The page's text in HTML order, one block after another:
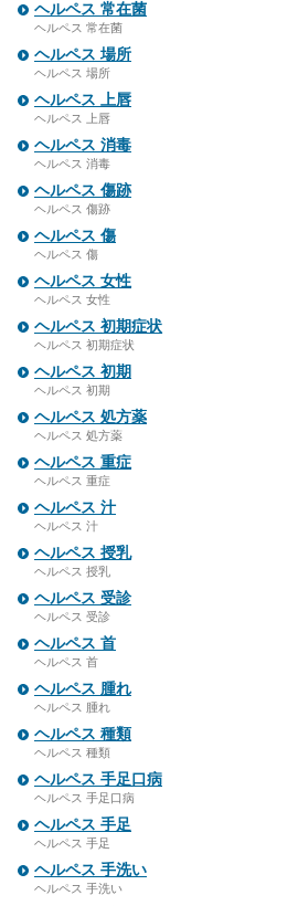
ヘルペス 常在菌
ヘルペス 常在菌
ヘルペス 場所
ヘルペス 場所
ヘルペス 上唇
ヘルペス 上唇
ヘルペス 消毒
ヘルペス 消毒
ヘルペス 傷跡
ヘルペス 傷跡
ヘルペス 傷
ヘルペス 傷
ヘルペス 女性
ヘルペス 女性
ヘルペス 初期症状
ヘルペス 初期症状
ヘルペス 初期
ヘルペス 初期
ヘルペス 処方薬
ヘルペス 処方薬
ヘルペス 重症
ヘルペス 重症
ヘルペス 汁
ヘルペス 汁
ヘルペス 授乳
ヘルペス 授乳
ヘルペス 受診
ヘルペス 受診
ヘルペス 首
ヘルペス 首
ヘルペス 腫れ
ヘルペス 腫れ
ヘルペス 種類
ヘルペス 種類
ヘルペス 手足口病
ヘルペス 手足口病
ヘルペス 手足
ヘルペス 手足
ヘルペス 手洗い
ヘルペス 手洗い